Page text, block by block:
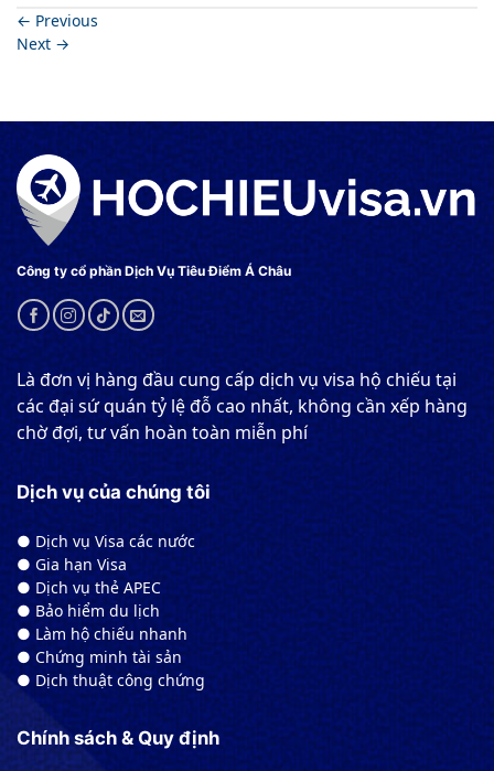
← Previous
Next →
Công ty cổ phần Dịch Vụ Tiêu Điểm Á Châu
Là đơn vị hàng đầu cung cấp dịch vụ visa hộ chiếu tại
các đại sứ quán tỷ lệ đỗ cao nhất, không cần xếp hàng
chờ đợi, tư vấn hoàn toàn miễn phí
Dịch vụ của chúng tôi
● Dịch vụ Visa các nước
● Gia hạn Visa
● Dịch vụ thẻ APEC
● Bảo hiểm du lịch
● Làm hộ chiếu nhanh
● Chứng minh tài sản
● Dịch thuật công chứng
Chính sách & Quy định